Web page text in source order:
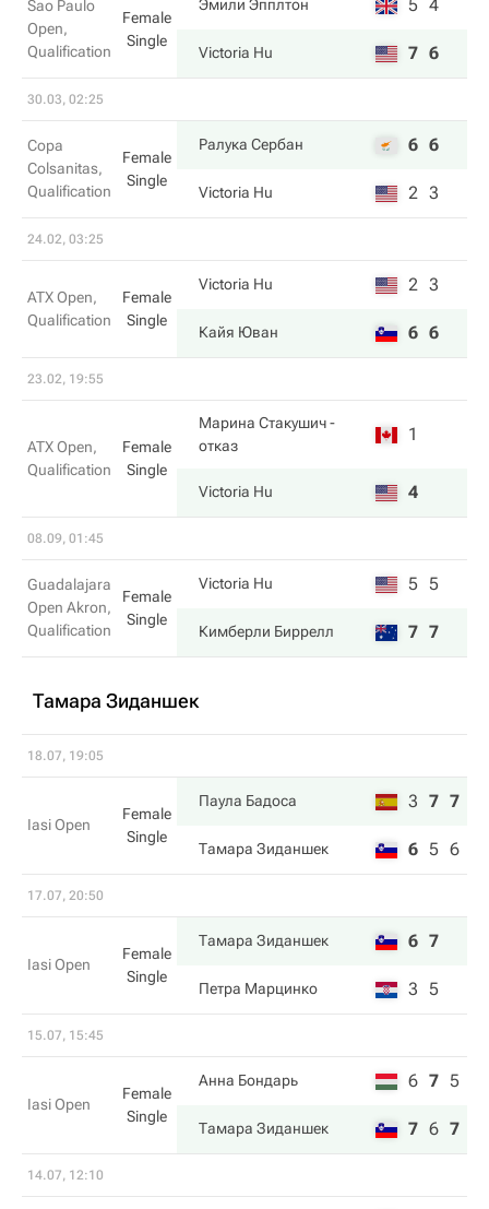
Sao Paulo
Open,
Qualification
Female
Single
Эмили Эпплтон 5 4
Victoria Hu 7 6
30.03, 02:25
Copa
Colsanitas,
Qualification
Female
Single
Ралука Сербан 6 6
Victoria Hu 2 3
24.02, 03:25
ATX Open,
Qualification
Female
Single
Victoria Hu 2 3
Кайя Юван 6 6
23.02, 19:55
ATX Open,
Qualification
Female
Single
Марина Стакушич-
отказ
1
Victoria Hu 4
08.09, 01:45
Guadalajara
Open Akron,
Qualification
Female
Single
Victoria Hu 5 5
Кимберли Биррелл 7 7
Тамара Зиданшек
18.07, 19:05
Iasi Open
Female
Single
Паула Бадоса 3 7 7
Тамара Зиданшек 6 5 6
17.07, 20:50
Iasi Open
Female
Single
Тамара Зиданшек 6 7
Петра Марцинко 3 5
15.07, 15:45
Iasi Open
Female
Single
Анна Бондарь 6 7 5
Тамара Зиданшек 7 6 7
14.07, 12:10